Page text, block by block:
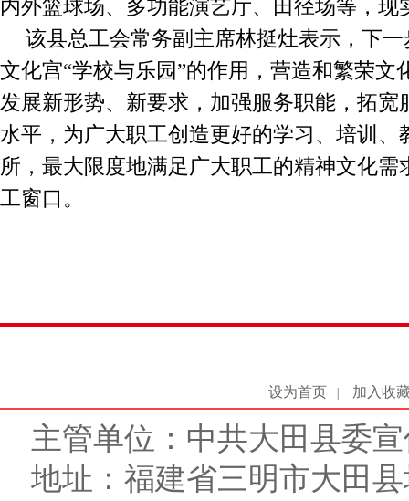
内外篮球场、多功能演艺厅、田径场等，现
该县总工会常务副主席林挺灶表示，下
文化宫“学校与乐园”的作用，营造和繁荣文
发展新形势、新要求，加强服务职能，拓宽
水平，为广大职工创造更好的学习、培训、
所，最大限度地满足广大职工的精神文化需
工窗口。
设为首页 加入收
主管单位：中共大田县委
地址：福建省三明市大田